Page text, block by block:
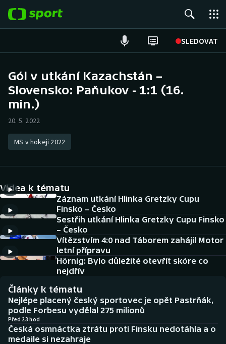
SLEDOVAT
Hokej
Tenis
Atletika
DALŠÍ SPORTY
Americký fotbal
Baseball a softbal
Basketbal
Boby a skeleton
Box
NEPŘEHLÉDNĚTE
Soutěže
Historické návraty
AZ kvíz
Gól v utkání Kazachstán –
Slovensko: Paňukov - 1:1 (16.
min.)
20. 5. 2022
MS v hokeji 2022
Videa k tématu
Záznam utkání Hlinka Gretzky Cupu
Finsko – Česko
Sestřih utkání Hlinka Gretzky Cupu Finsko
– Česko
Vítězstvím 4:0 nad Táborem zahájil Motor
letní přípravu
Hörnig: Bylo důležité otevřít skóre co
nejdřív
Články k tématu
Nejlépe placený český sportovec je opět Pastrňák,
podle Forbesu vydělal 275 milionů
Před 23 hod
Česká osmnáctka ztrátu proti Finsku nedotáhla a o
medaile si nezahraje